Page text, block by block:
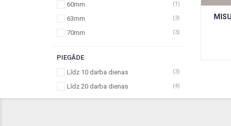
60mm
(1)
63mm (3)
70mm (3)
PIEGĀDE
Līdz 10 darba dienas
(3)
Līdz 20 darba dienas (4)